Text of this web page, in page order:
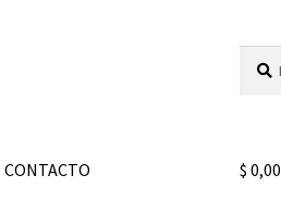
por:
CONTACTO $ 0,00